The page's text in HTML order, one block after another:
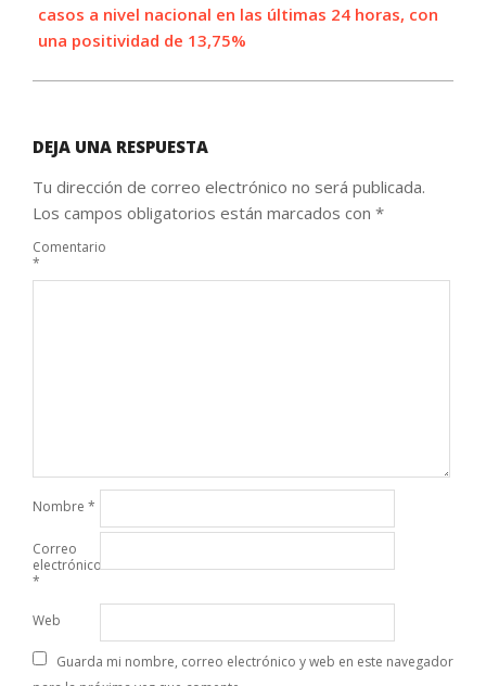
casos a nivel nacional en las últimas 24 horas, con
una positividad de 13,75%
DEJA UNA RESPUESTA
Tu dirección de correo electrónico no será publicada.
Los campos obligatorios están marcados con *
Comentario
*
Nombre *
Correo
electrónico
*
Web
Guarda mi nombre, correo electrónico y web en este navegador